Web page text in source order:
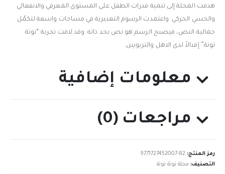
هدفت المجلة إلى تنمية قدرات الطفل على المستوى المعرفي والانفعالي
والحسي الحركي. واعتمدت الرسوم التعبيرية في مساحات واسعة لتكمّل
جمالية النص، فيصبح الرسم هو نص بحد ذاته. وقد لاقت تجربة “توتة
توتة” إقبالاً لدى الاهل والتربويين.
معلومات إضافية
مراجعات (0)
رمز المنتج: 9771727452007-82
التصنيف: مجلة توتة توتة